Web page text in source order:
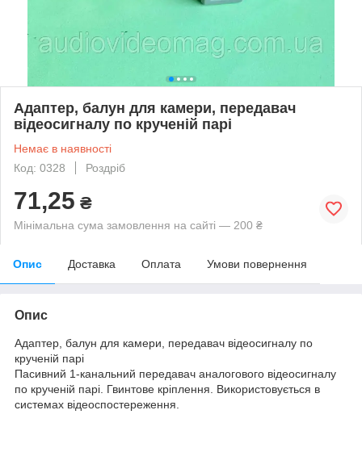
Адаптер, балун для камери, передавач
відеосигналу по крученій парі
Немає в наявності
Код: 0328
Роздріб
71,25 ₴
Мінімальна сума замовлення на сайті — 200 ₴
Опис Доставка Оплата Умови повернення
Опис
Адаптер, балун для камери, передавач відеосигналу по
крученій парі
Пасивний 1-канальний передавач аналогового відеосигналу
по крученій парі. Гвинтове кріплення. Використовується в
системах відеоспостереження.